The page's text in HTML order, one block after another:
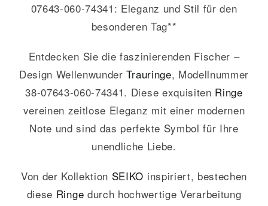
07643-060-74341: Eleganz und Stil für den
besonderen Tag**
Entdecken Sie die faszinierenden Fischer –
Design WellenwunderTrauringe, Modellnummer
38-07643-060-74341. Diese exquisiten Ringe
vereinen zeitlose Eleganz mit einer modernen
Note und sind das perfekte Symbol für Ihre
unendliche Liebe.
Von der Kollektion SEIKO inspiriert, bestechen
diese Ringe durch hochwertige Verarbeitung